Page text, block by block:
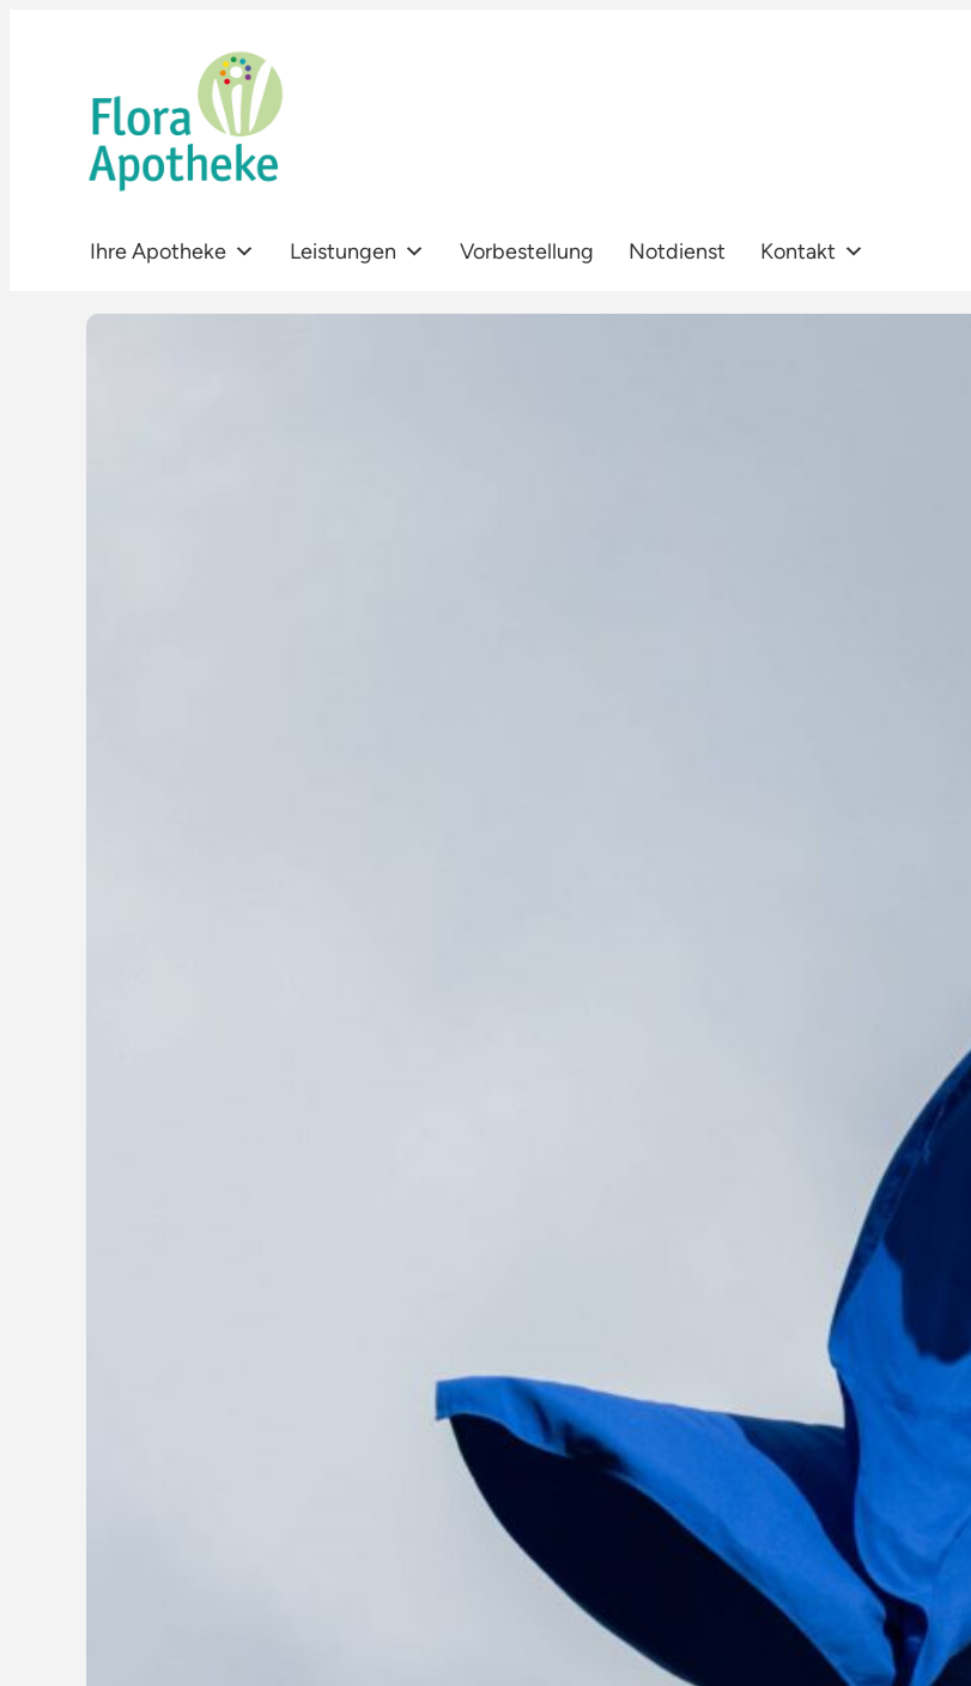
Ihre Apotheke Leistungen Vorbestellung Notdienst Kontakt